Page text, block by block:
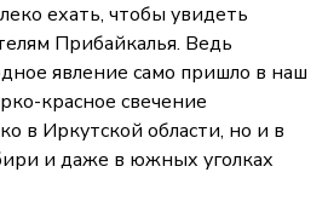
ехать, чтобы увидеть
Прибайкалья. Ведь
явление само пришло в наш
красное свечение
в Иркутской области, но и в
и даже в южных уголках